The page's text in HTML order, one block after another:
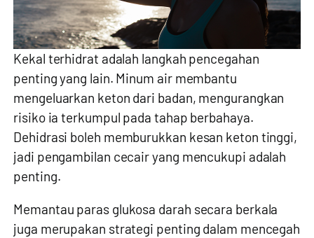
Kekal terhidrat adalah langkah pencegahan
penting yang lain. Minum air membantu
mengeluarkan keton dari badan, mengurangkan
risiko ia terkumpul pada tahap berbahaya.
Dehidrasi boleh memburukkan kesan keton tinggi,
jadi pengambilan cecair yang mencukupi adalah
penting.
Memantau paras glukosa darah secara berkala
juga merupakan strategi penting dalam mencegah